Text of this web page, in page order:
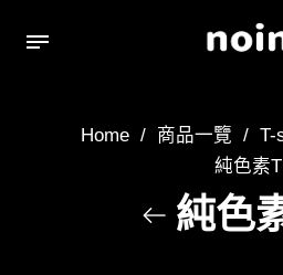
Home / 商品一覽 / T-
純色素T
純色